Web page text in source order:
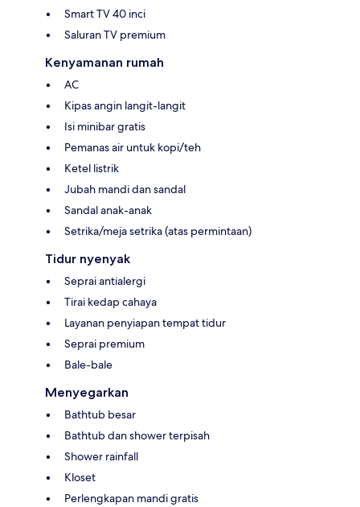
Smart TV 40 inci
Saluran TV premium
Kenyamanan rumah
AC
Kipas angin langit-langit
Isi minibar gratis
Pemanas air untuk kopi/teh
Ketel listrik
Jubah mandi dan sandal
Sandal anak-anak
Setrika/meja setrika (atas permintaan)
Tidur nyenyak
Seprai antialergi
Tirai kedap cahaya
Layanan penyiapan tempat tidur
Seprai premium
Bale-bale
Menyegarkan
Bathtub besar
Bathtub dan shower terpisah
Shower rainfall
Kloset
Perlengkapan mandi gratis